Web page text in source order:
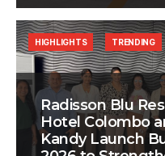
Radisson Blu
Hotel Colombo
Kandy Launch
HIGHLIGHTS TRENDING